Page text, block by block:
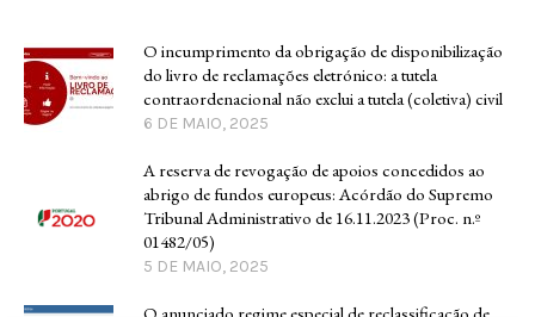
O incumprimento da obrigação de disponibilização
do livro de reclamações eletrónico: a tutela
contraordenacional não exclui a tutela (coletiva) civil
6 DE MAIO, 2025
A reserva de revogação de apoios concedidos ao
abrigo de fundos europeus: Acórdão do Supremo
Tribunal Administrativo de 16.11.2023 (Proc. n.º
01482/05)
5 DE MAIO, 2025